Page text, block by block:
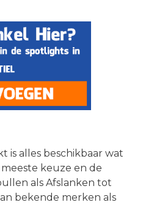
is alles beschikbaar wat
keuze en de
als Afslanken tot
bekende merken als